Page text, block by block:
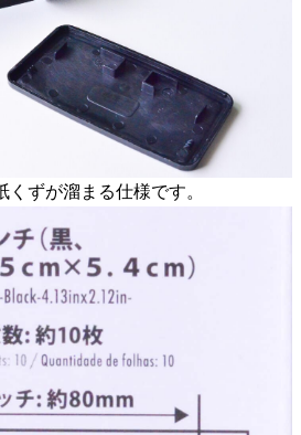
ずが溜まる仕様です。